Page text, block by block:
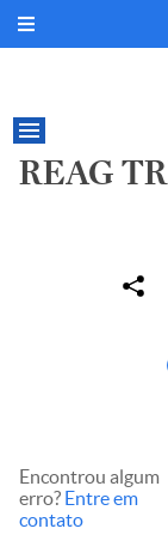
REAG
Encontrou algum
erro? Entre em
contato